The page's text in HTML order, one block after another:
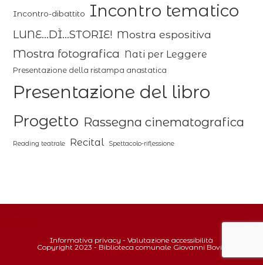
Incontro-dibattito Incontro tematico
LUNE...DÌ...STORIE! Mostra espositiva
Mostra fotografica Nati per Leggere
Presentazione della ristampa anastatica
Presentazione del libro
Progetto Rassegna cinematografica
Reading teatrale Recital Spettacolo-riflessione
Informativa privacy - Valutazione accessibilità
Copyright 2023 - Biblioteca comunale Giovanni Bovio